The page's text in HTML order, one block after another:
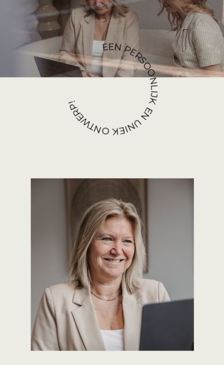
EEN PERSOONLIJK EN UNIEK ONTWERP!